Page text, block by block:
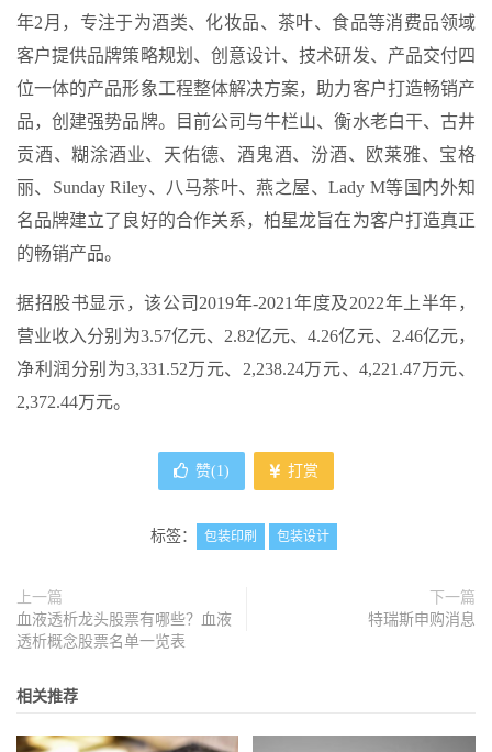
年2月，专注于为酒类、化妆品、茶叶、食品等消费品领域
客户提供品牌策略规划、创意设计、技术研发、产品交付四
位一体的产品形象工程整体解决方案，助力客户打造畅销产
品，创建强势品牌。目前公司与牛栏山、衡水老白干、古井
贡酒、糊涂酒业、天佑德、酒鬼酒、汾酒、欧莱雅、宝格
丽、Sunday Riley、八马茶叶、燕之屋、Lady M等国内外知
名品牌建立了良好的合作关系，柏星龙旨在为客户打造真正
的畅销产品。
据招股书显示，该公司2019年-2021年度及2022年上半年，
营业收入分别为3.57亿元、2.82亿元、4.26亿元、2.46亿元，
净利润分别为3,331.52万元、2,238.24万元、4,221.47万元、
2,372.44万元。
赞(1 ) 打赏
标签： 包装印刷 包装设计
上一篇
血液透析龙头股票有哪些？血液
透析概念股票名单一览表
下一篇
特瑞斯申购消息
相关推荐